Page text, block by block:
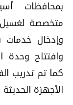
بمحافظات
متخصصة لغسيل
وإدخال خدمات
وافتتاح
كما تم تدريب
الأجهزة